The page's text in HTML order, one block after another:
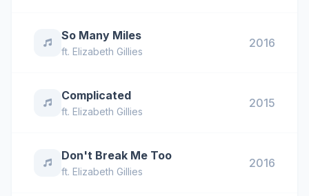
So Many Miles
ft. Elizabeth Gillies
2016
Complicated
ft. Elizabeth Gillies
2015
Don't Break Me Too
ft. Elizabeth Gillies
2016